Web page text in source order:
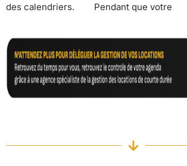
des calendriers.
Pendant que votre